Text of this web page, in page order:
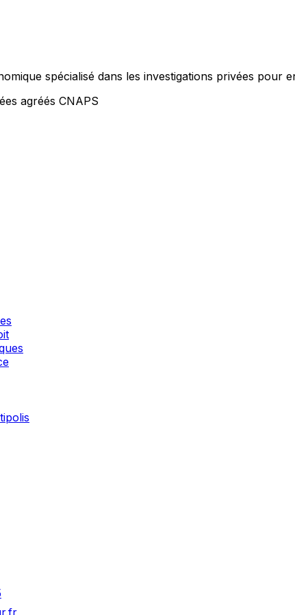
spécialisé dans les investigations privées
agréés CNAPS